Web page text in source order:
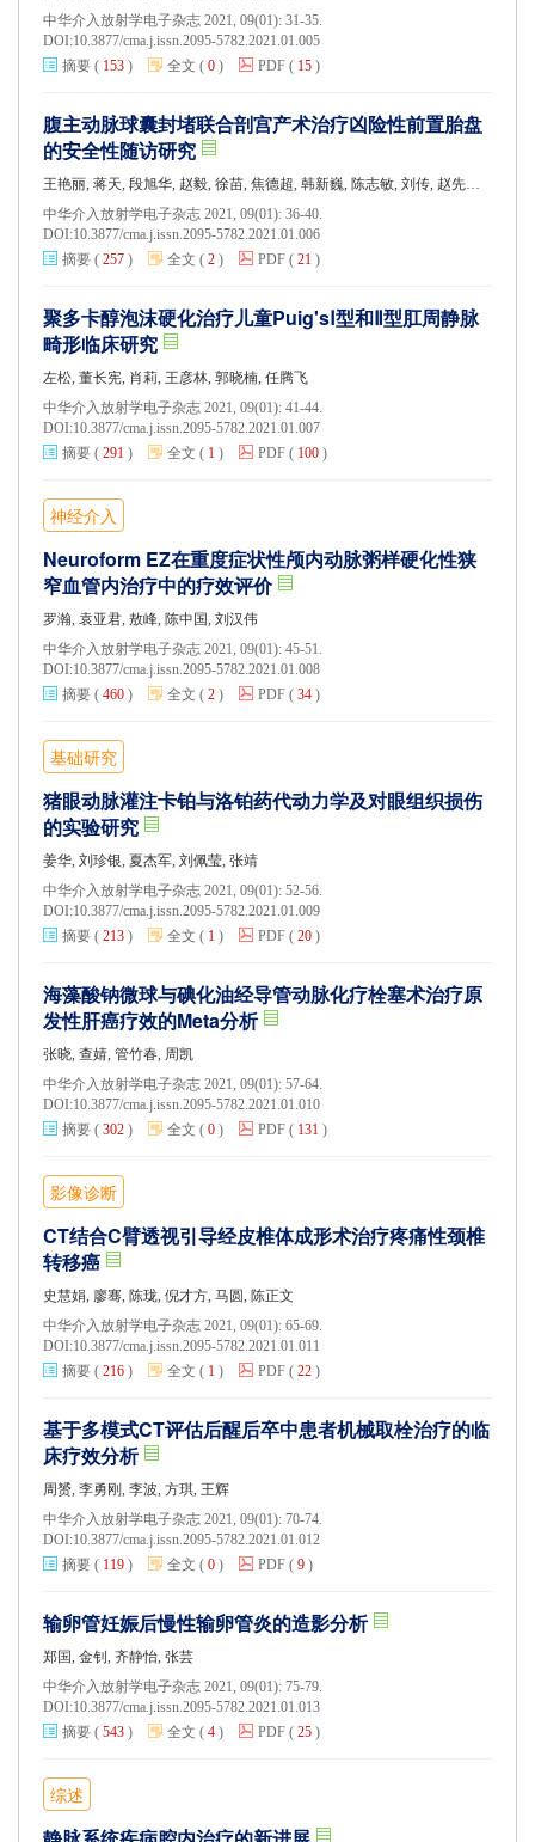
中华介入放射学电子杂志 2021, 09(01): 31-35.
DOI:10.3877/cma.j.issn.2095-5782.2021.01.005
摘要 ( 153 ) 全文 ( 0 ) PDF ( 15 )
腹主动脉球囊封堵联合剖宫产术治疗凶险性前置胎盘
的安全性随访研究
王艳丽, 蒋天, 段旭华, 赵毅, 徐苗, 焦德超, 韩新巍, 陈志敏, 刘传, 赵先兰, 王晓娟, 储勤军
中华介入放射学电子杂志 2021, 09(01): 36-40.
DOI:10.3877/cma.j.issn.2095-5782.2021.01.006
摘要 ( 257 ) 全文 ( 2 ) PDF ( 21 )
聚多卡醇泡沫硬化治疗儿童Puig'sⅠ型和Ⅱ型肛周静脉
畸形临床研究
左松, 董长宪, 肖莉, 王彦林, 郭晓楠, 任腾飞
中华介入放射学电子杂志 2021, 09(01): 41-44.
DOI:10.3877/cma.j.issn.2095-5782.2021.01.007
摘要 ( 291 ) 全文 ( 1 ) PDF ( 100 )
神经介入
Neuroform EZ在重度症状性颅内动脉粥样硬化性狭
窄血管内治疗中的疗效评价
罗瀚, 袁亚君, 敖峰, 陈中国, 刘汉伟
中华介入放射学电子杂志 2021, 09(01): 45-51.
DOI:10.3877/cma.j.issn.2095-5782.2021.01.008
摘要 ( 460 ) 全文 ( 2 ) PDF ( 34 )
基础研究
猪眼动脉灌注卡铂与洛铂药代动力学及对眼组织损伤
的实验研究
姜华, 刘珍银, 夏杰军, 刘佩莹, 张靖
中华介入放射学电子杂志 2021, 09(01): 52-56.
DOI:10.3877/cma.j.issn.2095-5782.2021.01.009
摘要 ( 213 ) 全文 ( 1 ) PDF ( 20 )
海藻酸钠微球与碘化油经导管动脉化疗栓塞术治疗原
发性肝癌疗效的Meta分析
张晓, 查婧, 管竹春, 周凯
中华介入放射学电子杂志 2021, 09(01): 57-64.
DOI:10.3877/cma.j.issn.2095-5782.2021.01.010
摘要 ( 302 ) 全文 ( 0 ) PDF ( 131 )
影像诊断
CT结合C臂透视引导经皮椎体成形术治疗疼痛性颈椎
转移癌
史慧娟, 廖骞, 陈珑, 倪才方, 马圆, 陈正文
中华介入放射学电子杂志 2021, 09(01): 65-69.
DOI:10.3877/cma.j.issn.2095-5782.2021.01.011
摘要 ( 216 ) 全文 ( 1 ) PDF ( 22 )
基于多模式CT评估后醒后卒中患者机械取栓治疗的临
床疗效分析
周赟, 李勇刚, 李波, 方琪, 王辉
中华介入放射学电子杂志 2021, 09(01): 70-74.
DOI:10.3877/cma.j.issn.2095-5782.2021.01.012
摘要 ( 119 ) 全文 ( 0 ) PDF ( 9 )
输卵管妊娠后慢性输卵管炎的造影分析
郑国, 金钊, 齐静怡, 张芸
中华介入放射学电子杂志 2021, 09(01): 75-79.
DOI:10.3877/cma.j.issn.2095-5782.2021.01.013
摘要 ( 543 ) 全文 ( 4 ) PDF ( 25 )
综述